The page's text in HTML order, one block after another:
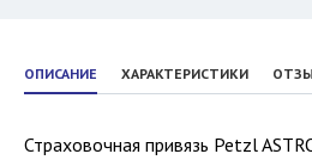
ОПИСАНИЕ ХАРАКТЕРИСТИКИ
Страховочная привязь Petzl